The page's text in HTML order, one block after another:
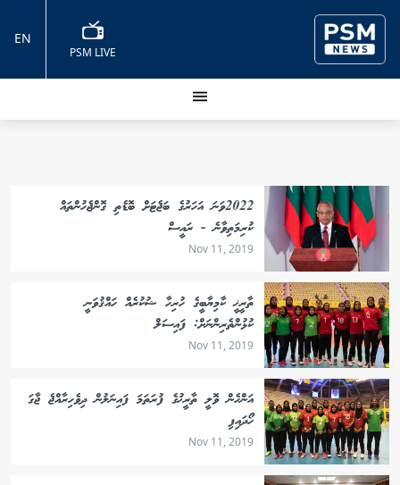
PSM LIVE
EN
2022ވަނަ އަހަރުގެ ބަޖެޓަށް ބޮޑެތި ގޮންޖެހުންތައް
ކުރިމަތިވާނެ - ރައީސް
Nov 11, 2019
ތާރީޚީ ކާމިޔާބީގެ ހުރިހާ ޝުކުރެއް ހައްޤުވަނީ
ކުޅުންތެރިންނަށް: ފައިސަލް
Nov 11, 2019
އަންހެން ވޮލީ ތާރީޚުގެ ފުރަތަމަ ފައިނަލުން ދިވެހިރާއްޖެ ޖާގަ
ހޯދައިފި
Nov 11, 2019